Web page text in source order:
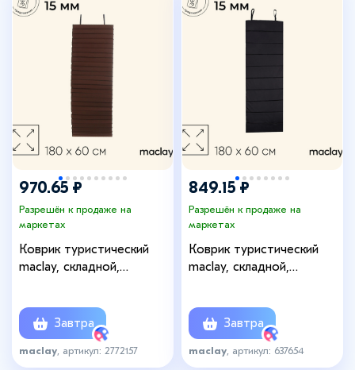
970.65 ₽
Разрешён к продаже на
маркетах
Коврик туристический
maclay, складной,
Завтра
maclay , артикул: 2772157
849.15 ₽
Разрешён к продаже на
маркетах
Коврик туристический
maclay, складной,
Завтра
maclay , артикул: 637654